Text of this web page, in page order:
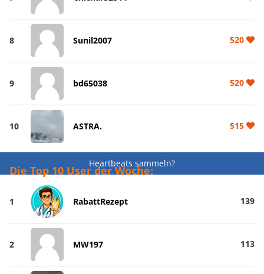
8 Sunil2007 520
9 bd65038 520
10 ASTRA. 515
Heartbeats sammeln?
Die Top 10 User der Woche:
1 RabattRezept 139
2 MW197 113